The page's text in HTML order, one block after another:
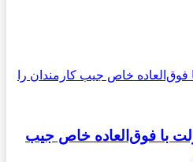
خاص جیب کارمندان را
با فوق‌العاده خاص جیب